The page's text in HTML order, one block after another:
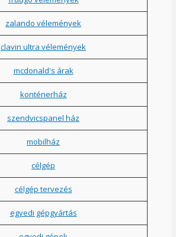
zalando vélemények
clavin ultra vélemények
mcdonald's árak
konténerház
szendvicspanel ház
mobilház
célgép
célgép tervezés
egyedi gépgyártás